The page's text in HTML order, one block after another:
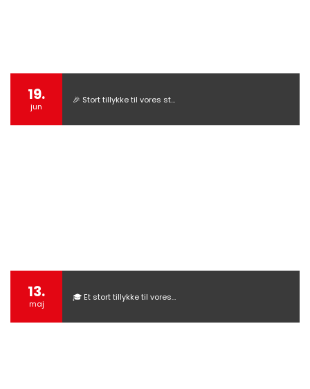
19.
jun
🎉 Stort tillykke til vores st…
13.
maj
🎓 Et stort tillykke til vores…